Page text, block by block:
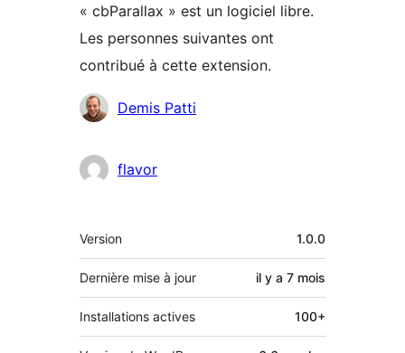
« cbParallax » est un logiciel libre.
Les personnes suivantes ont
contribué à cette extension.
Contributeurs
Demis Patti
flavor
Méta
Version 1.0.0
Dernière mise à jour il y a 7 mois
Installations actives 100+